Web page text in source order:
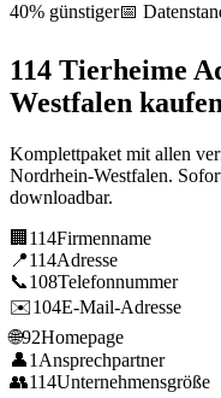
40% günstiger📅
114 Tierheime
Westfalen kaufen
Komplettpaket mit allen
Nordrhein-Westfalen.
downloadbar.
🏢 114Firmenname
📍114Adresse
📞108Telefonnummer
✉️104E-Mail-Adresse
🌐92Homepage
👤1 Ansprechpartner
👥114Unternehmensgröße